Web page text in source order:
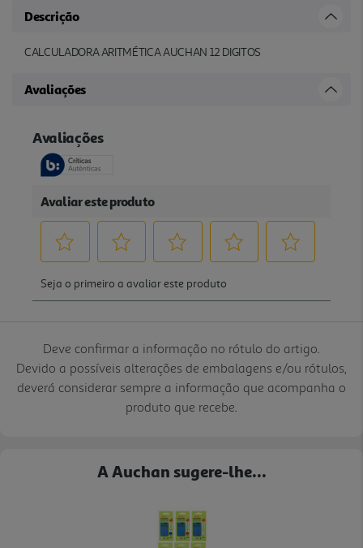
Descrição
CALCULADORA ARITMÉTICA AUCHAN 12 DIGITOS
Avaliações
Deve confirmar a informação no rótulo do artigo.
Devido a possíveis alterações de embalagens e/ou rótulos,
deverá considerar sempre a informação que acompanha o
produto que recebe.
A Auchan sugere-lhe...